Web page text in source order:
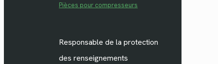
Pièces pour compresseurs
Responsable de la protection
des renseignements